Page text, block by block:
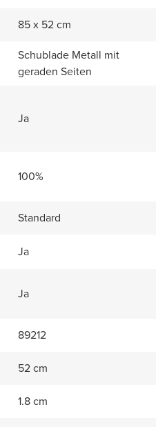
85 x 52 cm
Schublade Metall mit
geraden Seiten
Ja
100%
Standard
Ja
Ja
89212
52 cm
1.8 cm